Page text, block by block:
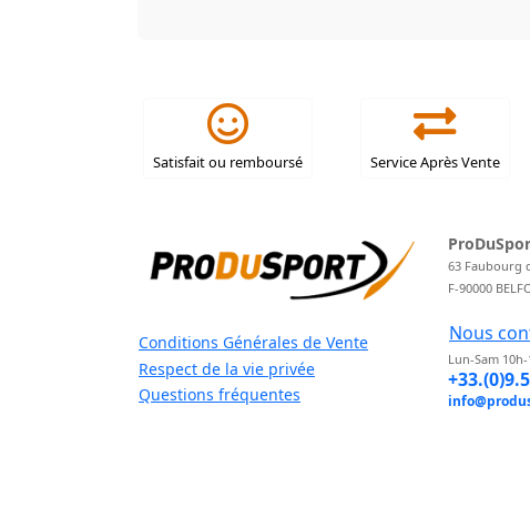
Satisfait ou remboursé Service Après Vente
Conditions Générales de Vente
Respect de la vie privée
Questions fréquentes
63 Faubourg
F-90000
Nous
Lun-Sam